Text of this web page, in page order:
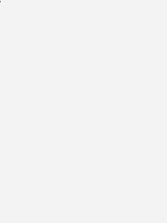
Wählerstimmen kosten, ist
der Politik, ergab eine Studie.
kann fatale Folgen haben.
bei Google bevorzugen
offenbar systematisch die
zum Klimaschutz. Dies ist das zentrale
von knapp 1.600 Politikern, die Forschende
haben. Diese Ergebnisse stellten die
von über 2.000 Bürgern